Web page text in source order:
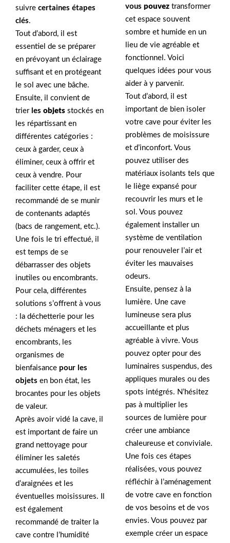
suivre certaines étapes
clés.
Tout d’abord, il est
essentiel de se préparer
en prévoyant un éclairage
suffisant et en protégeant
le sol avec une bâche.
Ensuite, il convient de
trier les objets stockés en
les répartissant en
différentes catégories :
ceux à garder, ceux à
éliminer, ceux à offrir et
ceux à vendre. Pour
faciliter cette étape, il est
recommandé de se munir
de contenants adaptés
(bacs de rangement, etc.).
Une fois le tri effectué, il
est temps de se
débarrasser des objets
inutiles ou encombrants.
Pour cela, différentes
solutions s’offrent à vous
: la déchetterie pour les
déchets ménagers et les
encombrants, les
organismes de
bienfaisance pour les
objets en bon état, les
brocantes pour les objets
de valeur.
Après avoir vidé la cave, il
est important de faire un
grand nettoyage pour
éliminer les saletés
accumulées, les toiles
d’araignées et les
éventuelles moisissures. Il
est également
recommandé de traiter la
cave contre l’humidité
vous pouvez transformer
cet espace souvent
sombre et humide en un
lieu de vie agréable et
fonctionnel. Voici
quelques idées pour vous
aider à y parvenir.
Tout d’abord, il est
important de bien isoler
votre cave pour éviter les
problèmes de moisissure
et d’inconfort. Vous
pouvez utiliser des
matériaux isolants tels que
le liège expansé pour
recouvrir les murs et le
sol. Vous pouvez
également installer un
système de ventilation
pour renouveler l’air et
éviter les mauvaises
odeurs.
Ensuite, pensez à la
lumière. Une cave
lumineuse sera plus
accueillante et plus
agréable à vivre. Vous
pouvez opter pour des
luminaires suspendus, des
appliques murales ou des
spots intégrés. N’hésitez
pas à multiplier les
sources de lumière pour
créer une ambiance
chaleureuse et conviviale.
Une fois ces étapes
réalisées, vous pouvez
réfléchir à l’aménagement
de votre cave en fonction
de vos besoins et de vos
envies. Vous pouvez par
exemple créer un espace